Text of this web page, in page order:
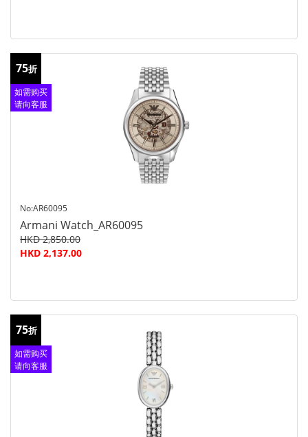
75折
如需购买
请向客服
No:AR60095
Armani Watch_AR60095
HKD 2,850.00
HKD 2,137.00
75折
如需购买
请向客服